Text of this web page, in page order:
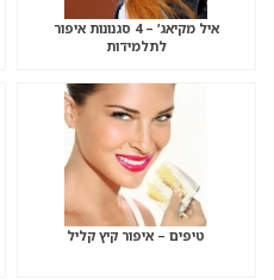
איל מקיאג’ – 4 סגנונות איפור
לתלמידות
טיפים – איפור קיץ קליל